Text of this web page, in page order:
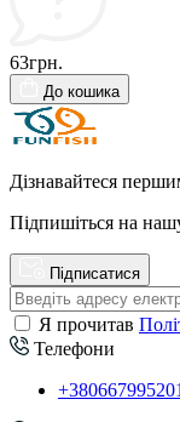
63грн.
До кошика
Дізнавайтеся
Підпишіться на
Підписатися
Я прочитав
Телефони
+380667995201